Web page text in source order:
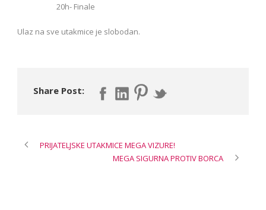
20h- Finale
Ulaz na sve utakmice je slobodan.
Share Post:
PRIJATELJSKE UTAKMICE MEGA VIZURE!
MEGA SIGURNA PROTIV BORCA